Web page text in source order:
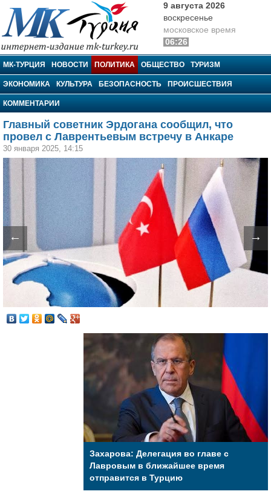
МК-Турция
9 августа 2026
воскресенье
московское время
06:26
МК-ТУРЦИЯ НОВОСТИ ПОЛИТИКА ОБЩЕСТВО ТУРИЗМ
ЭКОНОМИКА КУЛЬТУРА БЕЗОПАСНОСТЬ ПРОИСШЕСТВИЯ
КОММЕНТАРИИ
Главный советник Эрдогана сообщил, что
провел с Лаврентьевым встречу в Анкаре
30 января 2025, 14:15
← →
Захарова: Делегация во главе с
Лавровым в ближайшее время
отправится в Турцию